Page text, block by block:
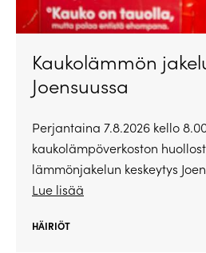
Kaukolämmön
Joensuussa
Perjantaina 7.8.2026 kello
kaukolämpöverkoston
lämmönjakelun keskeytys
Lue lisää
HÄIRIÖT